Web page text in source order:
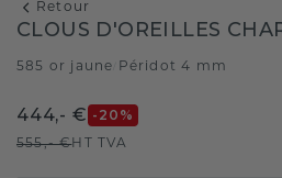
Retour
CLOUS D'OREILLES
585 or jaune Péridot 4 mm
444,- € -20 %
555,- €HT TVA